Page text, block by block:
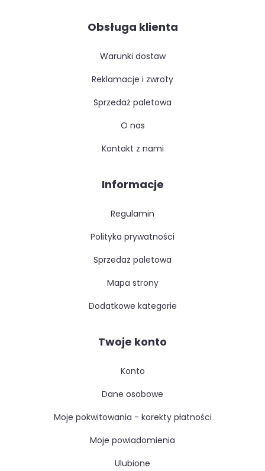
Obsługa klienta
warunki dostaw
reklamacje i zwroty
sprzedaż paletowa
o nas
kontakt z nami
Informacje
regulamin
polityka prywatności
sprzedaż paletowa
mapa strony
dodatkowe kategorie
Twoje konto
konto
dane osobowe
moje pokwitowania - korekty płatności
moje powiadomienia
ulubione